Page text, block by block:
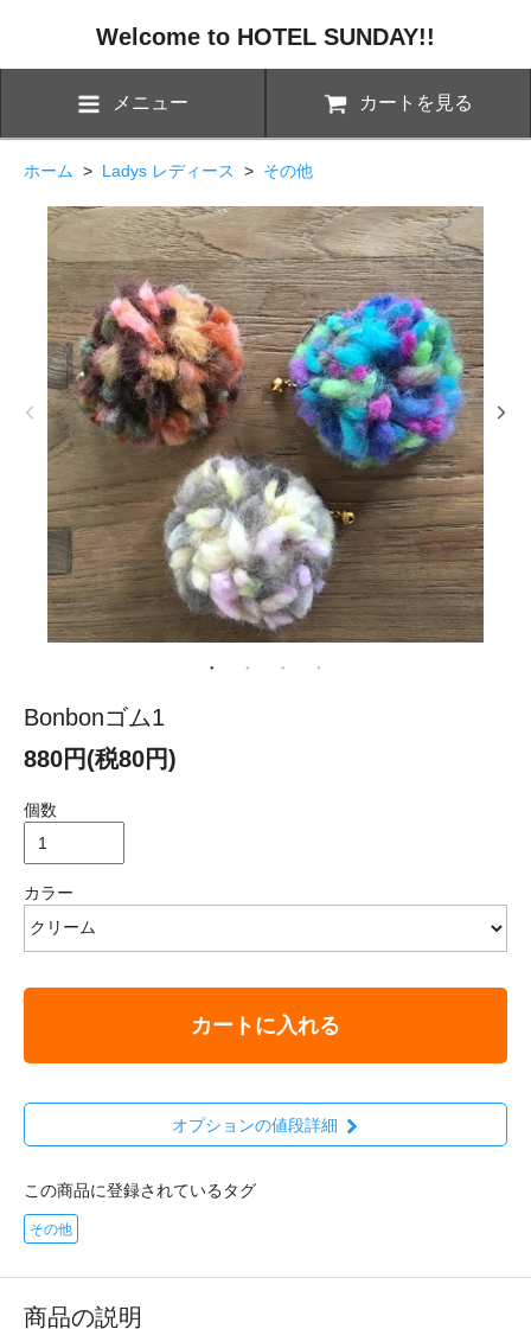
Welcome to HOTEL SUNDAY!!
メニュー カートを見る
ホーム > Ladys レディース > その他
Bonbonゴム1
880円(税80円)
個数
カラー
カートに入れる
オプションの値段詳細
この商品に登録されているタグ
その他
商品の説明